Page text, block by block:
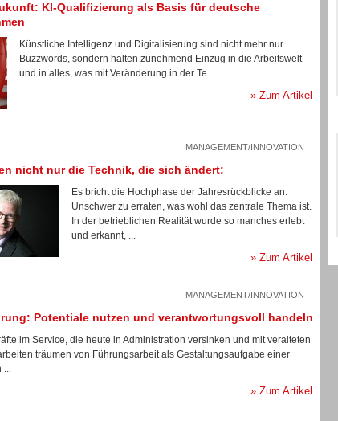
KI-Qualifizierung als Basis für deutsche
Künstliche Intelligenz und Digitalisierung sind nicht mehr nur
Buzzwords, sondern halten zunehmend Einzug in die Arbeitswelt
und in alles, was mit Veränderung in der Te...
» Zum Artikel
MANAGEMENT/INNOVATION
nicht nur die Technik, die sich ändert:
Es bricht die Hochphase der Jahresrückblicke an.
Unschwer zu erraten, was wohl das zentrale Thema ist.
In der betrieblichen Realität wurde so manches erlebt
und erkannt, ...
» Zum Artikel
MANAGEMENT/INNOVATION
Potentiale nutzen und verantwortungsvoll handeln
im Service, die heute in Administration versinken und mit veralteten
träumen von Führungsarbeit als Gestaltungsaufgabe einer
...
» Zum Artikel